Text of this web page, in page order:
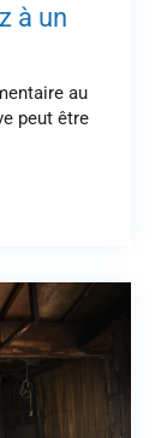
à un
au
peut être